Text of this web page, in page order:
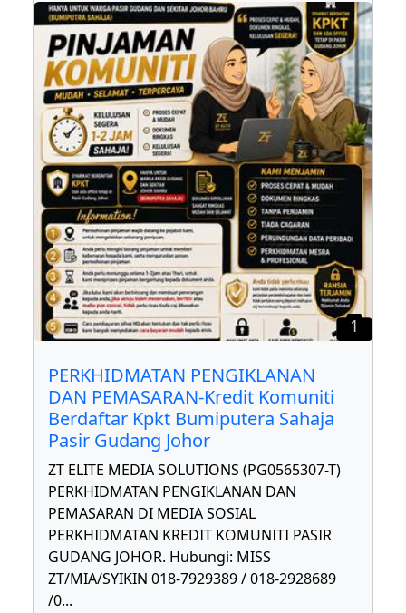
1
PERKHIDMATAN PENGIKLANAN
DAN PEMASARAN-Kredit Komuniti
Berdaftar Kpkt Bumiputera Sahaja
Pasir Gudang Johor
ZT ELITE MEDIA SOLUTIONS (PG0565307-T)
PERKHIDMATAN PENGIKLANAN DAN
PEMASARAN DI MEDIA SOSIAL
PERKHIDMATAN KREDIT KOMUNITI PASIR
GUDANG JOHOR. Hubungi: MISS
ZT/MIA/SYIKIN 018-7929389 / 018-2928689
/0...